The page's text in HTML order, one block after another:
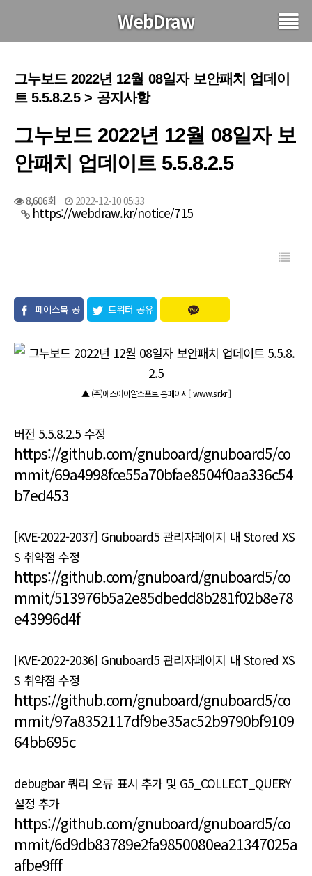
WebDraw
그누보드 2022년 12월 08일자 보안패치 업데이
트 5.5.8.2.5 > 공지사항
그누보드 2022년 12월 08일자 보
안패치 업데이트 5.5.8.2.5
8,606회 2022-12-10 05:33
https://webdraw.kr/notice/715
페이스북 공
트위터 공유
▲ (주)에스아이알소프트 홈페이지[ www.sir.kr ]
버전 5.5.8.2.5 수정
https://github.com/gnuboard/gnuboard5/co
mmit/69a4998fce55a70bfae8504f0aa336c54
b7ed453
[KVE-2022-2037] Gnuboard5 관리자페이지 내 Stored XS
S 취약점 수정
https://github.com/gnuboard/gnuboard5/co
mmit/513976b5a2e85dbedd8b281f02b8e78
e43996d4f
[KVE-2022-2036] Gnuboard5 관리자페이지 내 Stored XS
S 취약점 수정
https://github.com/gnuboard/gnuboard5/co
mmit/97a8352117df9be35ac52b9790bf9109
64bb695c
debugbar 쿼리 오류 표시 추가 및 G5_COLLECT_QUERY
설정 추가
https://github.com/gnuboard/gnuboard5/co
mmit/6d9db83789e2fa9850080ea21347025a
afbe9fff